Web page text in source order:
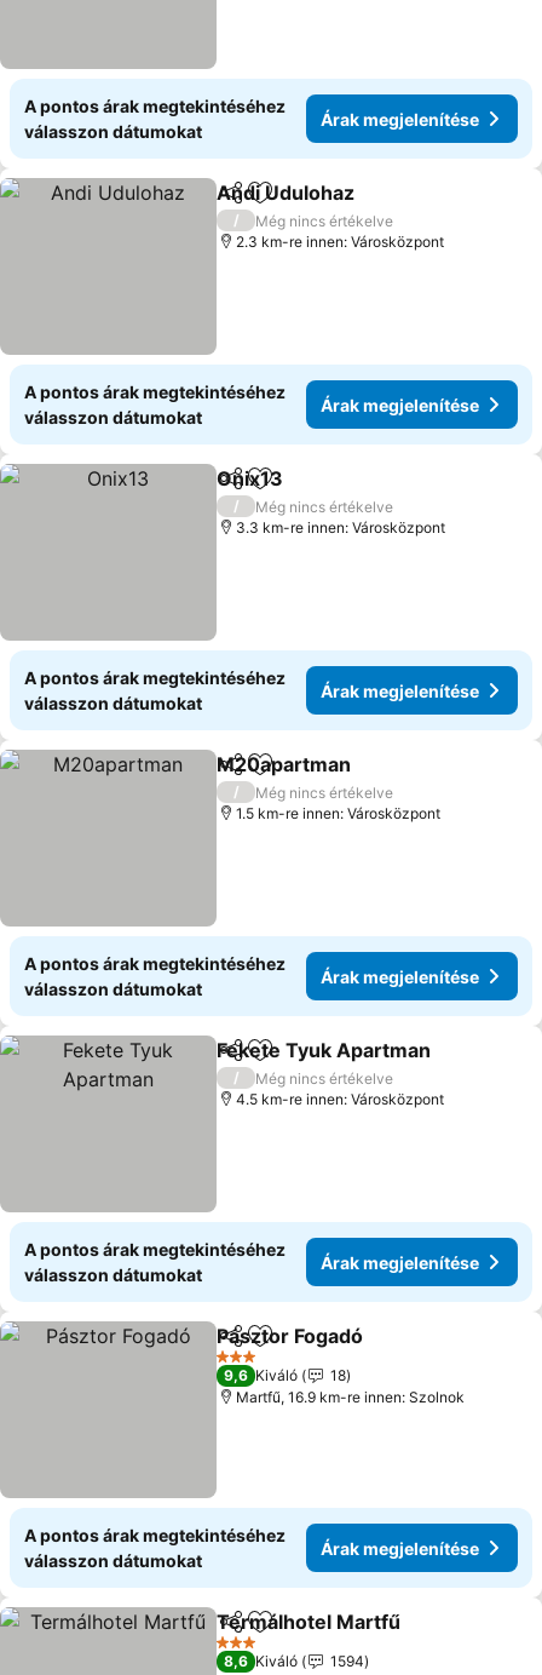
A pontos árak megtekintéséhez
válasszon dátumokat
Árak megjelenítése
Megosztás
Hozzáadás a kedvencekhez
Andi Udulohaz
/
Még nincs értékelve
2.3 km-re innen: Városközpont
A pontos árak megtekintéséhez
válasszon dátumokat
Árak megjelenítése
MegosztásHozzáadás a kedvencekhez
Onix13
/
Még nincs értékelve
3.3 km-re innen: Városközpont
A pontos árak megtekintéséhez
válasszon dátumokat
Árak megjelenítése
Megosztás
Hozzáadás a kedvencekhez
M20apartman
/
Még nincs értékelve
1.5 km-re innen: Városközpont
A pontos árak megtekintéséhez
válasszon dátumokat
Árak megjelenítése
Megosztás
Hozzáadás a kedvencekhez
Fekete Tyuk Apartman
/
Még nincs értékelve
4.5 km-re innen: Városközpont
A pontos árak megtekintéséhez
válasszon dátumokat
Árak megjelenítése
Megosztás
Hozzáadás a kedvencekhez
Pásztor Fogadó
3 Kategória
9,6 Kiváló
18
Martfű, 16.9 km-re innen: Szolnok
A pontos árak megtekintéséhez
válasszon dátumokat
Árak megjelenítése
Megosztás
Hozzáadás a kedvencekhez
Termálhotel Martfű
3 Kategória
8,6 Kiváló
1594